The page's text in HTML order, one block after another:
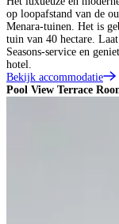
op loopafstand van de
Menara-tuinen. Het is
tuin van 40 hectare.
Seasons-service en
hotel.
Bekijk accommodatie
Pool View Terrace